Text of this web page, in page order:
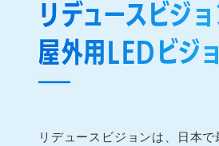
リデュースビジ
屋外用LEDビジ
リデュースビジョンは、日本